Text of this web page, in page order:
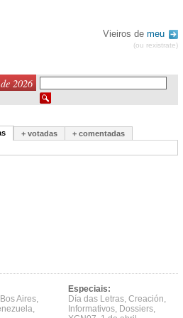
Vieiros de meu
(ou rexistrate)
2026
+ votadas + comentadas
Bos Aires,
,
Especiais:
Día das Letras, Creación,
Informativos, Dossiers,